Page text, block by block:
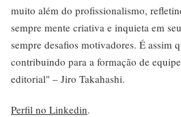
muito além do profissionalismo,
sempre mente criativa e inquieta em
sempre desafios motivadores. É assim
contribuindo para a formação de
editorial" – Jiro Takahashi.
Perfil no Linkedin.